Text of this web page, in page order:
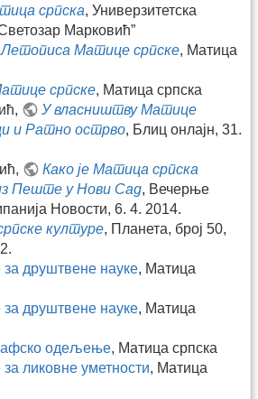
српска, Универзитетска
Марковић”
Матице српске, Матица
српске, Матица српска
У власништву Матице
и Ратно острво, Блиц онлајн, 31.
Како је Матица српска
Пеште у Нови Сад, Вечерње
Новости, 6. 4. 2014.
културе, Планета, број 50,
друштвене науке, Матица
друштвене науке, Матица
одељење, Матица српска
ликовне уметности, Матица